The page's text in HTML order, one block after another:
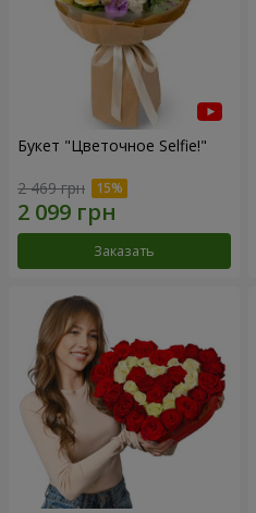
Букет "Цветочное Selfie!"
2 469 грн
Заказать